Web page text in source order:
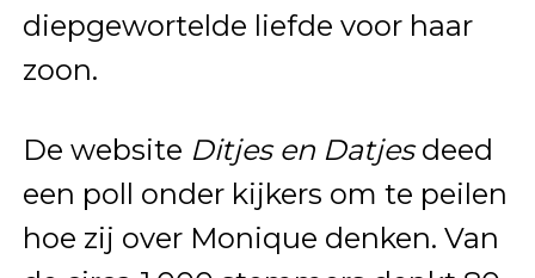
diepgewortelde liefde voor haar
zoon.
De website Ditjes en Datjesdeed
een poll onder kijkers om te peilen
hoe zij over Monique denken. Van